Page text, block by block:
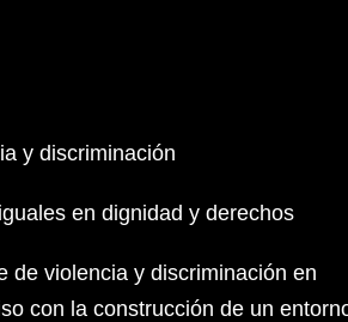
y discriminación
en dignidad y derechos
de violencia y discriminación en
con la construcción de un